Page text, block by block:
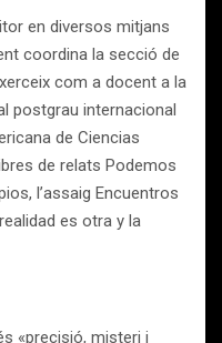
en diversos mitjans
coordina la secció de
com a docent a la
postgrau internacional
de Ciencias
de relats Podemos
l’assaig Encuentros
es otra y la
«precisió, misteri i